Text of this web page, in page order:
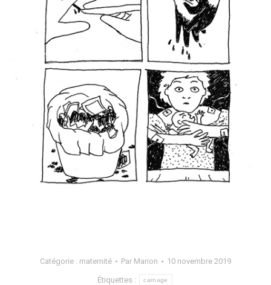
Catégorie : maternité Par Marion 10 novembre 2019
Étiquettes : carnage